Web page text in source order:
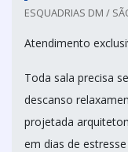
ESQUADRIAS DM /
Atendimento
Toda sala precisa
descanso
projetada
em dias de